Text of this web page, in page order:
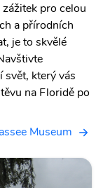
pro celou
a přírodních
je to skvělé
svět, který vás
na Floridě po
Museum